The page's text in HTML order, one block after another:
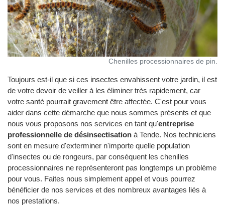
Chenilles processionnaires de pin.
Toujours est-il que si ces insectes envahissent votre jardin, il est
de votre devoir de veiller à les éliminer très rapidement, car
votre santé pourrait gravement être affectée. C'est pour vous
aider dans cette démarche que nous sommes présents et que
nous vous proposons nos services en tant qu'entreprise
professionnelle de désinsectisation à Tende. Nos techniciens
sont en mesure d'exterminer n'importe quelle population
d'insectes ou de rongeurs, par conséquent les chenilles
processionnaires ne représenteront pas longtemps un problème
pour vous. Faites nous simplement appel et vous pourrez
bénéficier de nos services et des nombreux avantages liés à
nos prestations.